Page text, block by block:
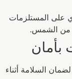
على المستلزمات
من الشمس.
بأمان
السلامة أثناء